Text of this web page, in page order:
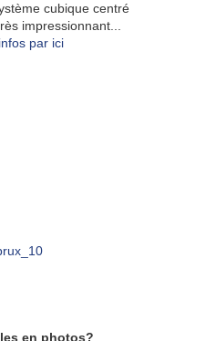
cubique centré
impressionnant...
par ici
en photos?